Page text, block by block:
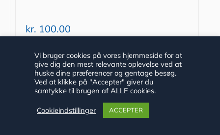
kr. 100.00
Tilføj til kurv Detaljer
Vi bruger cookies på vores hjemmeside for at
give dig den mest relevante oplevelse ved at
huske dine præferencer og gentage besøg.
Ved at klikke på "Accepter" giver du
samtykke til brugen af ALLE cookies.
Cookieindstillinger ACCEPTER